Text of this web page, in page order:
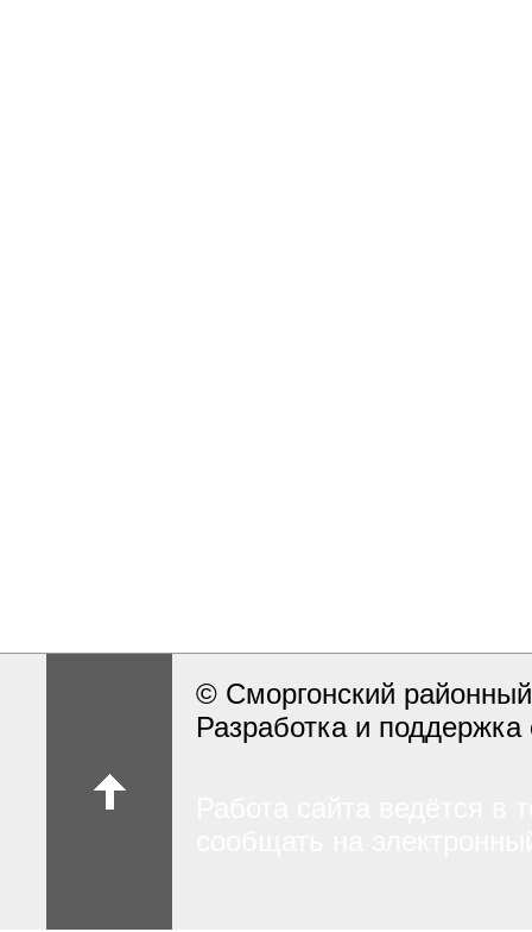
© Сморгонский
Разработка и поддержка